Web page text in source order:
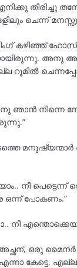
തിരിച്ചു
ചെന്ന്
കഴിഞ്ഞ്
അനു
റൂമിൽ
ഞാൻ നിന്നെ
മനുഷ്യന്മാർ
നീ പെട്ടെന്ന്
ഒന്ന് പോകണം.”
നീ
ഒരു മൈനർ
കേട്ടെ.